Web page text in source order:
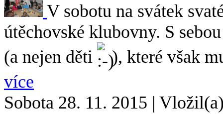
V sobotu na svátek
útěchovské klubovny. S
(a nejen děti
), které však
více
Sobota 28. 11. 2015 |